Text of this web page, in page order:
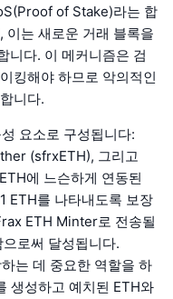
of Stake)라는 합
이는 새로운 거래 블록을
니다. 이 메커니즘은 검
킹해야 하므로 악의적인
니다.
요소로 구성됩니다:
(sfrxETH), 그리고
에 느슨하게 연동된
ETH를 나타내도록 보장
ETH Minter로 전송될
로써 달성됩니다.
는 데 중요한 역할을 하
생성하고 예치된 ETH와